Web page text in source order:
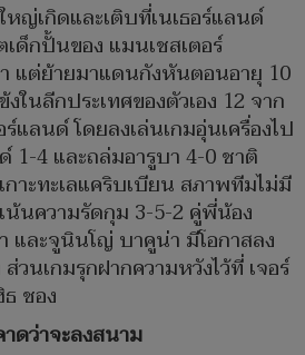
ญ่เกิดและเติบที่เนเธอร์แลนด์
ด็กปั้นของ แมนเชสเตอร์
า แต่ย้ายมาแดนกังหันตอนอายุ 10
ในลีกประเทศของตัวเอง 12 จาก
แลนด์ โดยลงเล่นเกมอุ่นเครื่องไป
4 และถล่มอารูบา 4-0 ชาติ
าะทะเลแคริบเบียน สภาพทีมไม่มี
นความรัดกุม 3-5-2 คู่พี่น้อง
และจูนินโญ่ บาคูน่า มีโอกาสลง
นเกมรุกฝากความหวังไว้ที่ เจอร์
ชอง
ดว่าจะลงสนาม